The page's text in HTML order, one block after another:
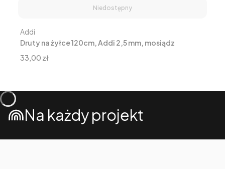
Niedostępny
Druty na żyłce 120cm, Addi 2,5 mm, mosiądz
Producent
Addi
Cena
33,00 zł
Na każdy projekt